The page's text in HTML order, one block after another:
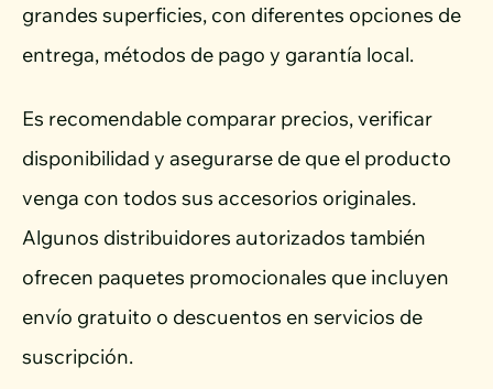
grandes superficies, con diferentes opciones de
entrega, métodos de pago y garantía local.
Es recomendable comparar precios, verificar
disponibilidad y asegurarse de que el producto
venga con todos sus accesorios originales.
Algunos distribuidores autorizados también
ofrecen paquetes promocionales que incluyen
envío gratuito o descuentos en servicios de
suscripción.